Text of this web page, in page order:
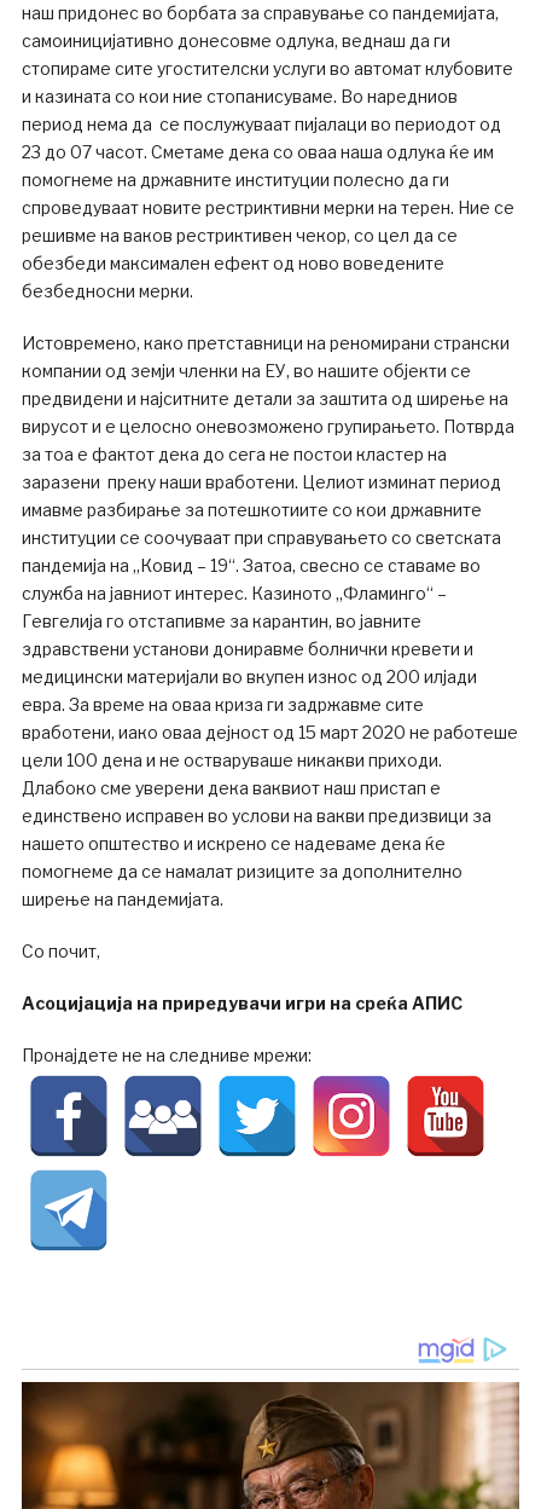
наш придонес во борбата за справување со пандемијата,
самоиницијативно донесовме одлука, веднаш да ги
стопираме сите угостителски услуги во автомат клубовите
и казината со кои ние стопанисуваме. Во наредниов
период нема да се послужуваат пијалаци во периодот од
23 до 07 часот. Сметаме дека со оваа наша одлука ќе им
помогнеме на државните институции полесно да ги
спроведуваат новите рестриктивни мерки на терен. Ние се
решивме на ваков рестриктивен чекор, со цел да се
обезбеди максимален ефект од ново воведените
безбедносни мерки.
Истовремено, како претставници на реномирани странски
компании од земји членки на ЕУ, во нашите објекти се
предвидени и најситните детали за заштита од ширење на
вирусот и е целосно оневозможено групирањето. Потврда
за тоа е фактот дека до сега не постои кластер на
заразени преку наши вработени. Целиот изминат период
имавме разбирање за потешкотиите со кои државните
институции се соочуваат при справувањето со светската
пандемија на „Ковид – 19“. Затоа, свесно се ставаме во
служба на јавниот интерес. Казиното „Фламинго“ –
Гевгелија го отстапивме за карантин, во јавните
здравствени установи дониравме болнички кревети и
медицински материјали во вкупен износ од 200 илјади
евра. За време на оваа криза ги задржавме сите
вработени, иако оваа дејност од 15 март 2020 не работеше
цели 100 дена и не остваруваше никакви приходи.
Длабоко сме уверени дека ваквиот наш пристап е
единствено исправен во услови на вакви предизвици за
нашето општество и искрено се надеваме дека ќе
помогнеме да се намалат ризиците за дополнително
ширење на пандемијата.
Со почит,
Асоцијација на приредувачи игри на среќа АПИС
Пронајдете не на следниве мрежи: